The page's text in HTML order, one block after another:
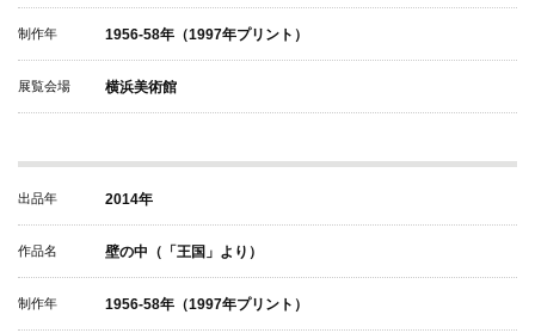
制作年 1956-58年（1997年プリント）
展覧会場 横浜美術館
出品年 2014年
作品名 壁の中（「王国」より）
制作年 1956-58年（1997年プリント）